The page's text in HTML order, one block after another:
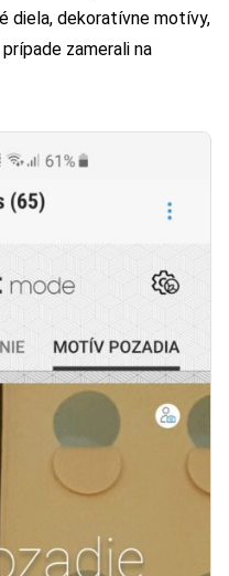
diela, dekoratívne motívy,
zamerali na